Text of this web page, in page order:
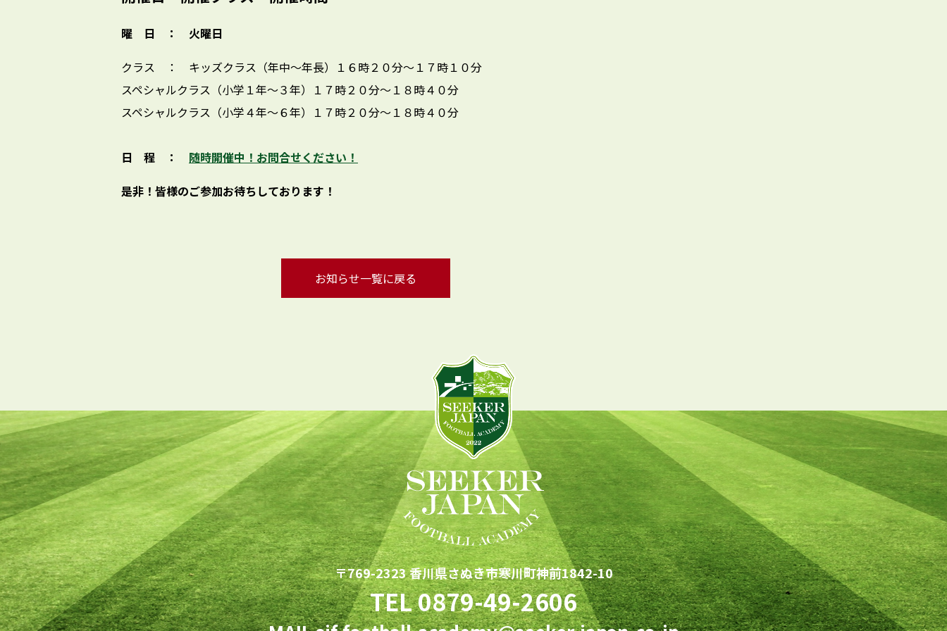
曜 日 ： 火曜日
クラス ： キッズクラス（年中〜年長）１６時２０分〜１７時１０分
スペシャルクラス（小学１年〜３年）１７時２０分〜１８時４０分
スペシャルクラス（小学４年〜６年）１７時２０分〜１８時４０分
日 程 ： 随時開催中！お問合せください！
是非！皆様のご参加お待ちしております！
お知らせ一覧に戻る
〒769-2323 香川県さぬき市寒川町神前1842-10
TEL0879-49-2606